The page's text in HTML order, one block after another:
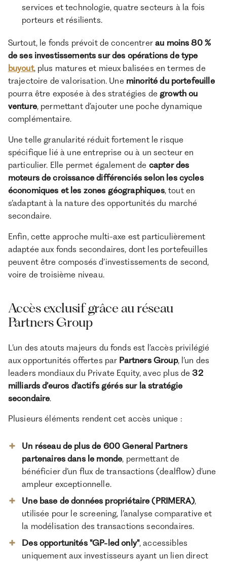
services et technologie, quatre secteurs à la fois
porteurs et résilients.
Surtout, le fonds prévoit de concentrerau moins 80 %
de ses investissements sur des opérations de type
buyout, plus matures et mieux balisées en termes de
trajectoire de valorisation. Une minorité du portefeuille
pourra être exposée à des stratégies degrowth ou
venture, permettant d’ajouter une poche dynamique
complémentaire.
Une telle granularité réduit fortement le risque
spécifique lié à une entreprise ou à un secteur en
particulier. Elle permet également de capter des
moteurs de croissance différenciés selon les cycles
économiques et les zones géographiques, tout en
s’adaptant à la nature des opportunités du marché
secondaire.
Enfin, cette approche multi-axe est particulièrement
adaptée aux fonds secondaires, dont les portefeuilles
peuvent être composés d’investissements de second,
voire de troisième niveau.
Accès exclusif grâce au réseau
Partners Group
L’un des atouts majeurs du fonds est l’accès privilégié
aux opportunités offertes par Partners Group, l’un des
leaders mondiaux du Private Equity, avec plus de32
milliards d’euros d’actifs gérés sur la stratégie
secondaire.
Plusieurs éléments rendent cet accès unique :
Un réseau de plus de 600 General Partners
partenaires dans le monde, permettant de
bénéficier d’un flux de transactions (dealflow) d’une
ampleur exceptionnelle.
Une base de données propriétaire (PRIMERA),
utilisée pour le screening, l’analyse comparative et
la modélisation des transactions secondaires.
Des opportunités "GP-led only", accessibles
uniquement aux investisseurs ayant un lien direct